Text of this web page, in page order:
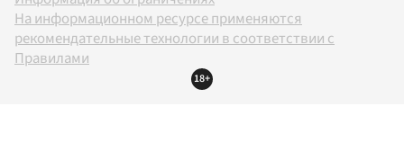
На информационном ресурсе применяются
рекомендательные технологии в соответствии с
Правилами
18+